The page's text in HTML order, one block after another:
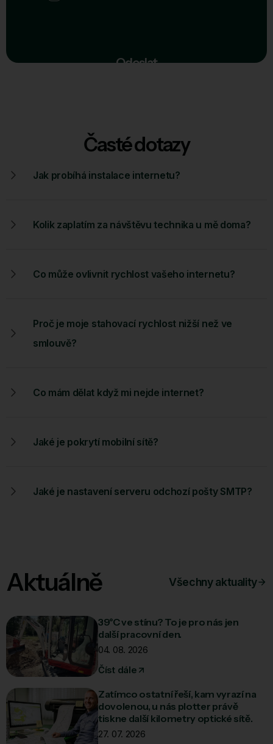
Odeslat
Časté dotazy
Jak probíhá instalace internetu?
Kolik zaplatím za návštěvu technika u mě doma?
Co může ovlivnit rychlost vašeho internetu?
Proč je moje stahovací rychlost nižší než ve
smlouvě?
Co mám dělat když mi nejde internet?
Jaké je pokrytí mobilní sítě?
Jaké je nastavení serveru odchozí pošty SMTP?
Aktuálně Všechny aktuality
39°C ve stínu? To je pro nás jen
další pracovní den.
04. 08. 2026
Číst dále
Zatímco ostatní řeší, kam vyrazí na
dovolenou, u nás plotter právě
tiskne další kilometry optické sítě.
27. 07. 2026